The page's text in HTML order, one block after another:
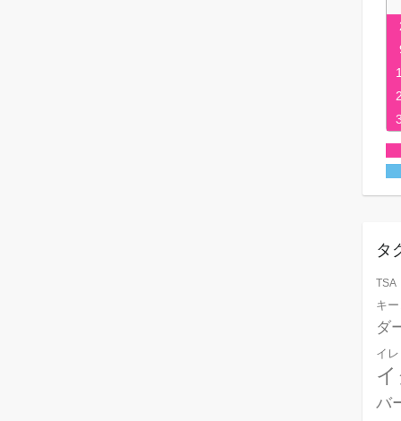
タ
TSA
キ
ダ
イレ
バ